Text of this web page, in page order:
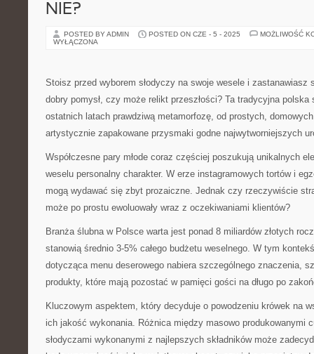
NIE?
POSTED BY ADMIN POSTED ON CZE - 5 - 2025
MOŻLIWOŚĆ
WYŁĄCZONA
Stoisz przed wyborem słodyczy na swoje wesele i zastanawiasz
dobry pomysł, czy może relikt przeszłości? Ta tradycyjna polska
ostatnich latach prawdziwą metamorfozę, od prostych,
artystycznie zapakowane przysmaki godne najwytworniejszych
Współczesne pary młode coraz częściej poszukują unikalnych
weselu personalny charakter. W erze instagramowych tortów i
mogą wydawać się zbyt prozaiczne. Jednak czy rzeczywiście
może po prostu ewoluowały wraz z oczekiwaniami klientów?
Branża ślubna w Polsce warta jest ponad 8 miliardów złotych
stanowią średnio 3-5% całego budżetu weselnego. W tym
dotycząca menu deserowego nabiera szczególnego znaczenia,
produkty, które mają pozostać w pamięci gości na długo po
Kluczowym aspektem, który decyduje o powodzeniu krówek na
ich jakość wykonania. Różnica między masowo produkowanymi
słodyczami wykonanymi z najlepszych składników może